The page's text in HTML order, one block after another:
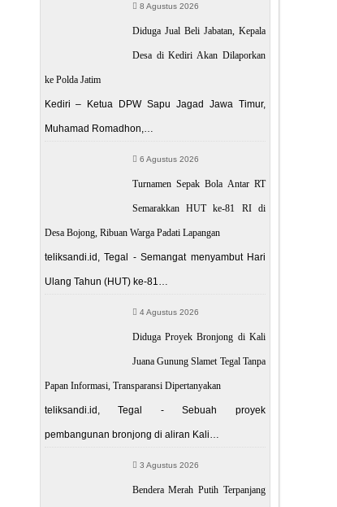
8 Agustus 2026
Diduga Jual Beli Jabatan, Kepala
Desa di Kediri Akan Dilaporkan
ke Polda Jatim
Kediri – Ketua DPW Sapu Jagad Jawa Timur,
Muhamad Romadhon,…
6 Agustus 2026
Turnamen Sepak Bola Antar RT
Semarakkan HUT ke-81 RI di
Desa Bojong, Ribuan Warga Padati Lapangan
teliksandi.id, Tegal - Semangat menyambut Hari
Ulang Tahun (HUT) ke-81…
4 Agustus 2026
Diduga Proyek Bronjong di Kali
Juana Gunung Slamet Tegal Tanpa
Papan Informasi, Transparansi Dipertanyakan
teliksandi.id, Tegal - Sebuah proyek
pembangunan bronjong di aliran Kali…
3 Agustus 2026
Bendera Merah Putih Terpanjang